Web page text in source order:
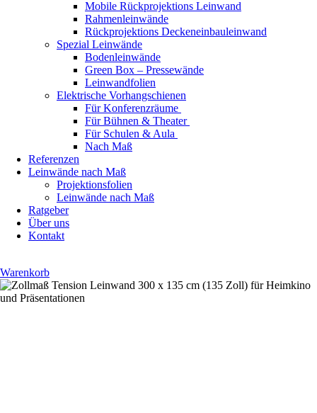
Mobile Rückprojektions Leinwand
Rahmenleinwände
Rückprojektions Deckeneinbauleinwand
Spezial Leinwände
Bodenleinwände
Green Box – Pressewände
Leinwandfolien
Elektrische Vorhangschienen
Für Konferenzräume
Für Bühnen & Theater
Für Schulen & Aula
Nach Maß
Referenzen
Leinwände nach Maß
Projektionsfolien
Leinwände nach Maß
Ratgeber
Über uns
Kontakt
Warenkorb